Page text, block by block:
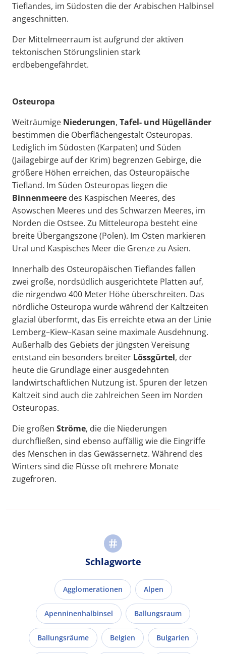
Tieflandes, im Südosten die der Arabischen Halbinsel
angeschnitten.
Der Mittelmeerraum ist aufgrund der aktiven
tektonischen Störungslinien stark
erdbebengefährdet.
Osteuropa
Weiträumige Niederungen, Tafel- und Hügelländer
bestimmen die Oberflächengestalt Osteuropas.
Lediglich im Südosten (Karpaten) und Süden
(Jailagebirge auf der Krim) begrenzen Gebirge, die
größere Höhen erreichen, das Osteuropäische
Tiefland. Im Süden Osteuropas liegen die
Binnenmeere des Kaspischen Meeres, des
Asowschen Meeres und des Schwarzen Meeres, im
Norden die Ostsee. Zu Mitteleuropa besteht eine
breite Übergangszone (Polen). Im Osten markieren
Ural und Kaspisches Meer die Grenze zu Asien.
Innerhalb des Osteuropäischen Tieflandes fallen
zwei große, nordsüdlich ausgerichtete Platten auf,
die nirgendwo 400 Meter Höhe überschreiten. Das
nördliche Osteuropa wurde während der Kaltzeiten
glazial überformt, das Eis erreichte etwa an der Linie
Lemberg–Kiew–Kasan seine maximale Ausdehnung.
Außerhalb des Gebiets der jüngsten Vereisung
entstand ein besonders breiter Lössgürtel, der
heute die Grundlage einer ausgedehnten
landwirtschaftlichen Nutzung ist. Spuren der letzen
Kaltzeit sind auch die zahlreichen Seen im Norden
Osteuropas.
Die großen Ströme, die die Niederungen
durchfließen, sind ebenso auffällig wie die Eingriffe
des Menschen in das Gewässernetz. Während des
Winters sind die Flüsse oft mehrere Monate
zugefroren.
Schlagworte
Agglomerationen Alpen
Apenninenhalbinsel Ballungsraum
Ballungsräume Belgien Bulgarien